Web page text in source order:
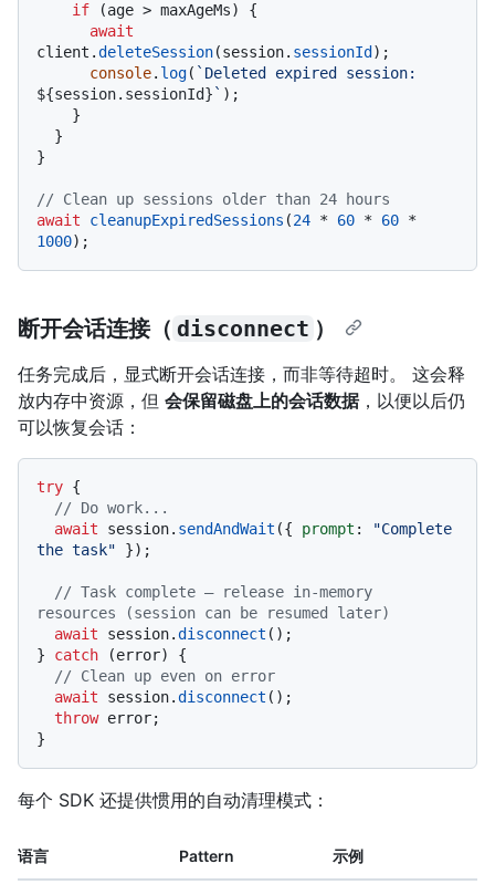
if (age > maxAgeMs) {
await
client.deleteSession(session. sessionId );
console. log(
${session.sessionId} ` );
}
// Clean up sessions older than 24 hours
await
cleanupExpiredSessions (24 * 60 * 60
1000
断开会话连接（ disconnect ）
任务完成后，显式断开会话连接，而非等待超时。 这会释
放内存中资源，但 会保留磁盘上的会话数据，以便以后仍
可以恢复会话：
try {
// Do work...
await session. sendAndWait ({ prompt :
"Complete
the task" });
// Task complete — release in-memory
resources (session can be resumed later)
await session.disconnect ();
} catch (error) {
// Clean up even on error
await session.disconnect ();
throw error;
每个 SDK 还提供惯用的自动清理模式：
语言 Pattern 示例